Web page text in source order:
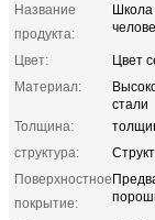
Название
продукта:
Школа
Цвет:
Цвет
Материал:
стали
Толщина:
структура:
Поверхностное
покрытие: